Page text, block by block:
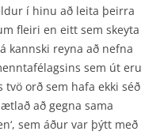
í hinu að leita þeirra
fleiri en eitt sem skeyta
kannski reyna að nefna
sem út eru
orð sem hafa ekki séð
að gegna sama
sem áður var þýtt með